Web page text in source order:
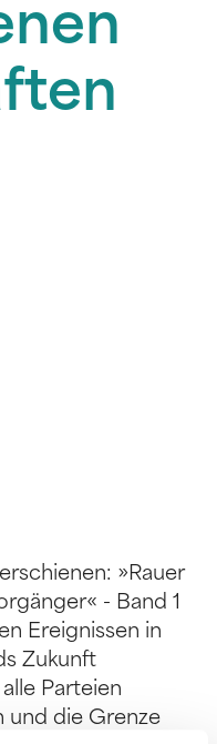
»Rauer
- Band 1
Ereignissen in
Zukunft
Parteien
und die Grenze